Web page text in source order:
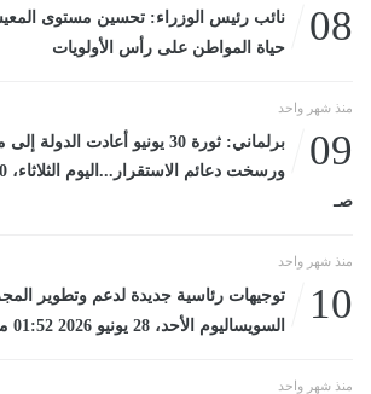
08
نائب رئيس الوزراء: تحسين مستوى
حياة المواطن على رأس الأولويات
منذ شهر واحد
09
برلماني: ثورة 30 يونيو أعادت
صـ
منذ شهر واحد
10
توجيهات رئاسية جديدة لدعم وتطوير
السويساليوم الأحد، 28 يونيو 2026 01:52 مـ
منذ شهر واحد